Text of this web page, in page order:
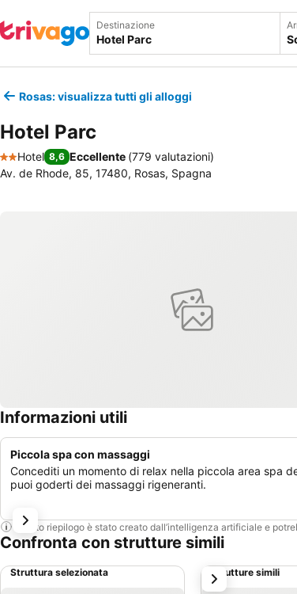
Destinazione
Rosas: visualizza tutti gli alloggi
Hotel Parc
2 Stelle
Hotel 8,6 Eccellente (779 valutazioni)
Av. de Rhode, 85, 17480, Rosas, Spagna
Informazioni utili
Piccola spa con massaggi
Concediti un momento di relax nella piccola area spa
puoi goderti dei massaggi rigeneranti.
Questo riepilogo è stato creato dall’intelligenza artificiale e
Confronta con strutture simili
Struttura selezionata Strutture simili
successivo